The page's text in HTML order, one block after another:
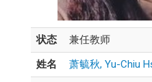
状态
兼任教师
姓名
萧毓秋, Yu-Chiu